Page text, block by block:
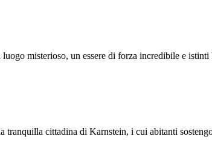
misterioso, un essere di forza incredibile e
tranquilla cittadina di Karnstein, i cui abitanti